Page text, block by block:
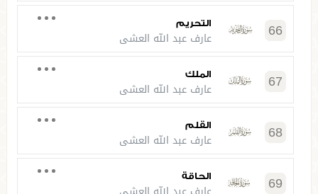
66 التحريم
عارف عبد الله العشي
67 الملك
عارف عبد الله العشي
68 القلم
عارف عبد الله العشي
69 الحاقة